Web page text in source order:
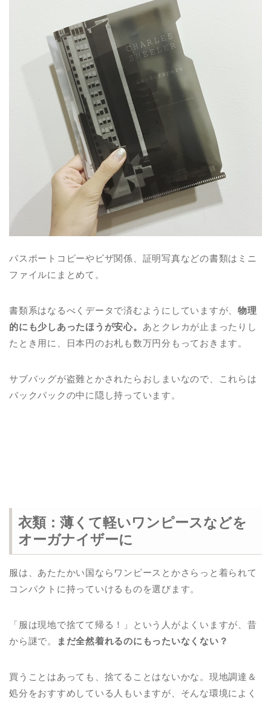
パスポートコピーやビザ関係、証明写真などの書類はミニ
ファイルにまとめて。
書類系はなるべくデータで済むようにしていますが、物理
的にも少しあったほうが安心。 あとクレカが止まったりし
たとき用に、日本円のお札も数万円分もっておきます。
サブバッグが盗難とかされたらおしまいなので、これらは
バックパックの中に隠し持っています。
衣類：薄くて軽いワンピースなどを
オーガナイザーに
服は、あたたかい国ならワンピースとかさらっと着られて
コンパクトに持っていけるものを選びます。
「服は現地で捨てて帰る！」という人がよくいますが、昔
から謎で。
まだ全然着れるのにもったいなくない？
買うことはあっても、捨てることはないかな。現地調達＆
処分をおすすめしている人もいますが、そんな環境によく